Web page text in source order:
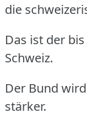
die
Das ist der
Schweiz.
Der Bund
stärker.